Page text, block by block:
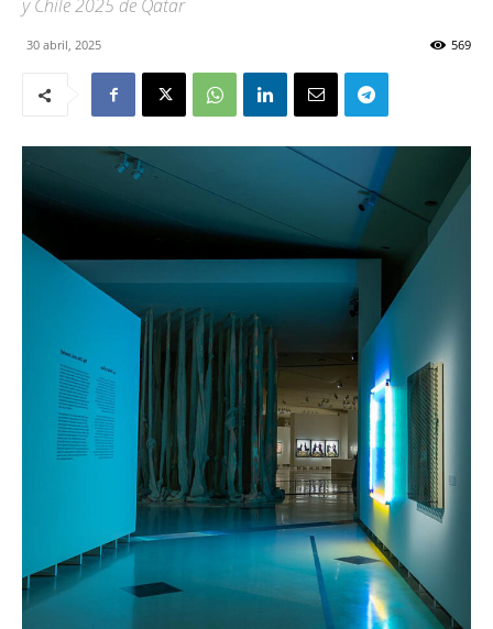
y Chile 2025 de Qatar
30 abril, 2025 569